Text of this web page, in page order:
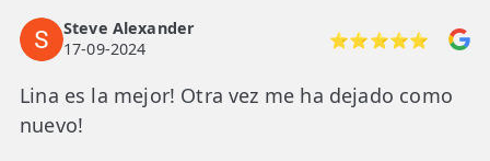
Steve Alexander
17-09-2024
⭐⭐⭐⭐⭐
Lina es la mejor! Otra vez me ha dejado como
nuevo!